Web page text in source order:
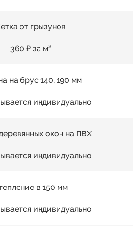
от грызунов
360 ₽ за м²
на брус 140, 190 мм
индивидуально
окон на ПВХ
индивидуально
в 150 мм
индивидуально